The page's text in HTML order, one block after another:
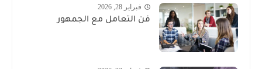
فبراير 28, 2026
فن التعامل مع الجمهور